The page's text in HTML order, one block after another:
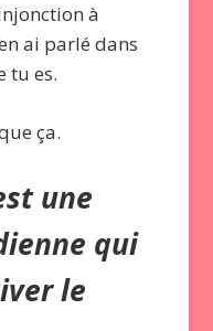
à
ai parlé dans
tu es.
ça.
une
qui
le